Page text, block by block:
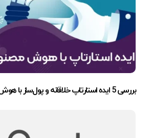
بررسی 5 ایده استارتاپ خلاقانه و پول‌ساز با هوش مصنوعی